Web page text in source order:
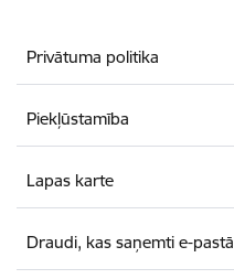
Privātuma politika
Piekļūstamība
Lapas karte
Draudi, kas saņemti e-pastā